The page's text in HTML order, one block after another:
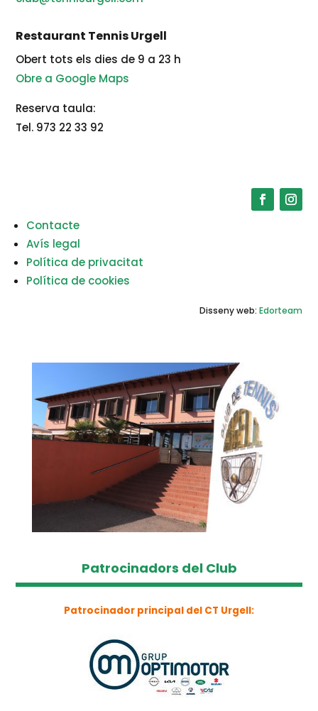
Restaurant Tennis Urgell
Obert tots els dies de 9 a 23 h
Obre a Google Maps
Reserva taula:
Tel. 973 22 33 92
Contacte
Avís legal
Política de privacitat
Política de cookies
Disseny web: Edorteam
Patrocinadors del Club
Patrocinador principal del CT Urgell: